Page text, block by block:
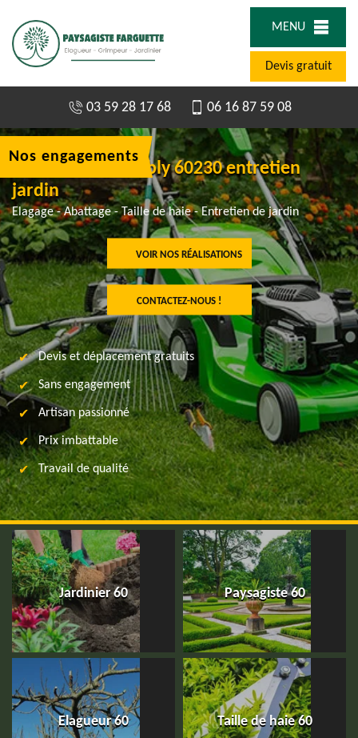
MENU
Devis gratuit
03 59 28 17 68 06 16 87 59 08
Jardinier à Chambly 60230 entretien
jardin
Elagage - Abattage - Taille de haie - Entretien de jardin
VOIR NOS RÉALISATIONS
CONTACTEZ-NOUS !
Nos engagements
Devis et déplacement gratuits
Sans engagement
Artisan passionné
Prix imbattable
Travail de qualité
Jardinier 60 Paysagiste 60
Elagueur 60 Taille de haie 60